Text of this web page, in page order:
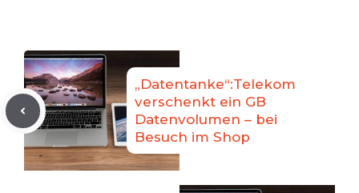
„Datentanke“:Telekom
verschenkt ein GB
Datenvolumen – bei
Besuch im Shop